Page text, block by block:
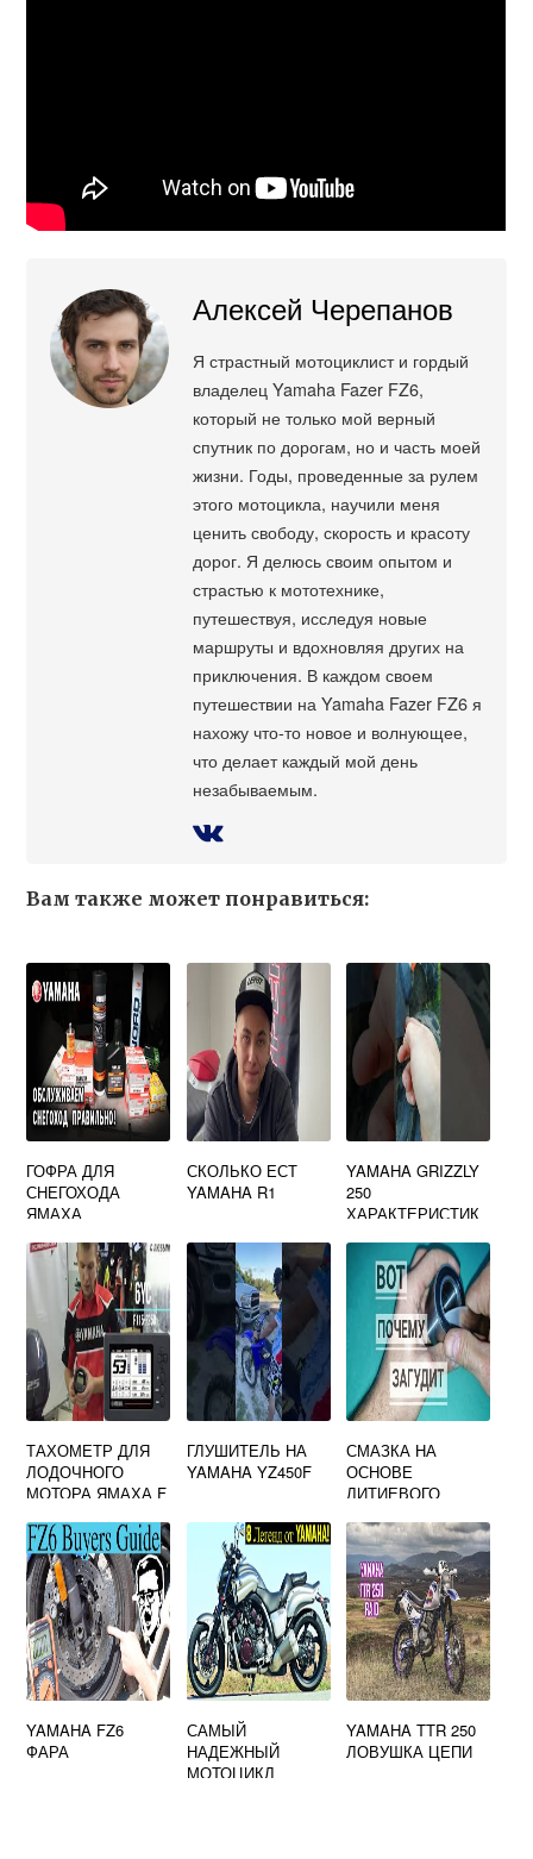
Алексей Черепанов
Я страстный мотоциклист и гордый
владелец Yamaha Fazer FZ6,
который не только мой верный
спутник по дорогам, но и часть моей
жизни. Годы, проведенные за рулем
этого мотоцикла, научили меня
ценить свободу, скорость и красоту
дорог. Я делюсь своим опытом и
страстью к мототехнике,
путешествуя, исследуя новые
маршруты и вдохновляя других на
приключения. В каждом своем
путешествии на Yamaha Fazer FZ6 я
нахожу что-то новое и волнующее,
что делает каждый мой день
незабываемым.
Вам также может понравиться:
ГОФРА ДЛЯ
СНЕГОХОДА
ЯМАХА
СКОЛЬКО ЕСТ
YAMAHA R1
YAMAHA GRIZZLY
250
ХАРАКТЕРИСТИК
ТАХОМЕТР ДЛЯ
ЛОДОЧНОГО
МОТОРА ЯМАХА F
ГЛУШИТЕЛЬ НА
YAMAHA YZ450F
СМАЗКА НА
ОСНОВЕ
ЛИТИЕВОГО
МОТОЦИКЛА
YAMAHA
YAMAHA FZ6
ФАРА
САМЫЙ
НАДЕЖНЫЙ
МОТОЦИКЛ
YAMAHA TTR 250
ЛОВУШКА ЦЕПИ